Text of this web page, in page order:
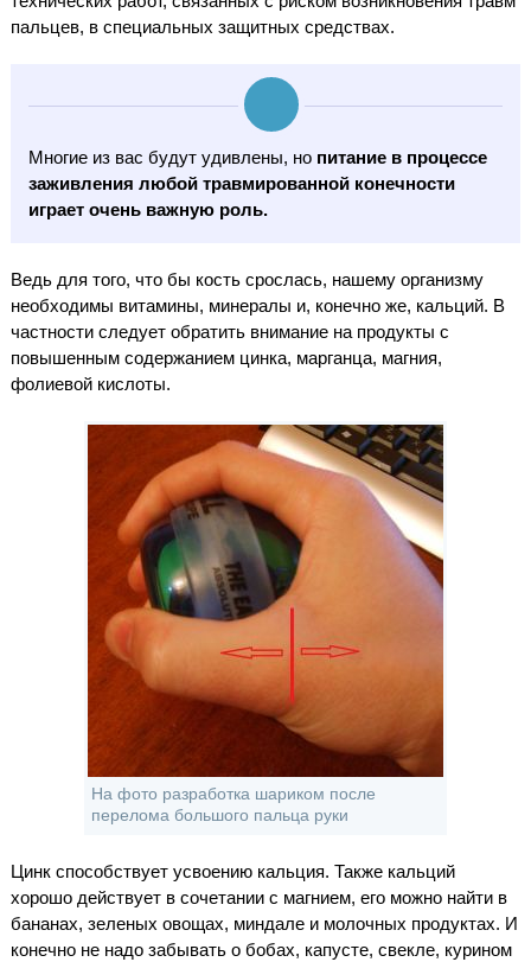
пальцев, в специальных защитных средствах.
Многие из вас будут удивлены, но питание в процессе
заживления любой травмированной конечности
играет очень важную роль.
Ведь для того, что бы кость срослась, нашему организму
необходимы витамины, минералы и, конечно же, кальций. В
частности следует обратить внимание на продукты с
повышенным содержанием цинка, марганца, магния,
фолиевой кислоты.
На фото разработка шариком после
перелома большого пальца руки
Цинк способствует усвоению кальция. Также кальций
хорошо действует в сочетании с магнием, его можно найти в
бананах, зеленых овощах, миндале и молочных продуктах. И
конечно не надо забывать о бобах, капусте, свекле, курином